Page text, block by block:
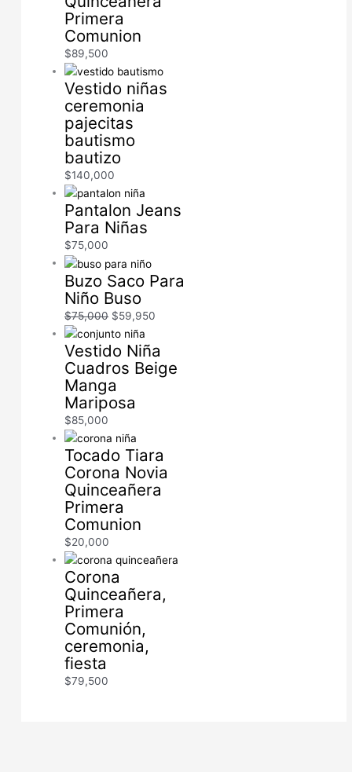
Primera
Comunion
$89,500
Vestido niñas
ceremonia
pajecitas
bautismo
bautizo
$140,000
Pantalon Jeans
Para Niñas
$75,000
Buzo Saco Para
Niño Buso
$75,000 $59,950
Vestido Niña
Cuadros Beige
Manga
Mariposa
$85,000
Tocado Tiara
Corona Novia
Quinceañera
Primera
Comunion
$20,000
Corona
Quinceañera,
Primera
Comunión,
ceremonia,
fiesta
$79,500